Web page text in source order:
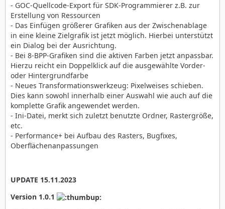
- GOC-Quellcode-Export für SDK-Programmierer z.B. zur
Erstellung von Ressourcen
- Das Einfügen größerer Grafiken aus der Zwischenablage
in eine kleine Zielgrafik ist jetzt möglich. Hierbei unterstützt
ein Dialog bei der Ausrichtung.
- Bei 8-BPP-Grafiken sind die aktiven Farben jetzt anpassbar.
Hierzu reicht ein Doppelklick auf die ausgewählte Vorder-
oder Hintergrundfarbe
- Neues Transformationswerkzeug: Pixelweises schieben.
Dies kann sowohl innerhalb einer Auswahl wie auch auf die
komplette Grafik angewendet werden.
- Ini-Datei, merkt sich zuletzt benutzte Ordner, Rastergröße,
etc.
- Performance+ bei Aufbau des Rasters, Bugfixes,
Oberflächenanpassungen
UPDATE 15.11.2023
Version 1.0.1